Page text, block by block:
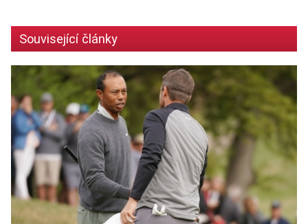
Související články